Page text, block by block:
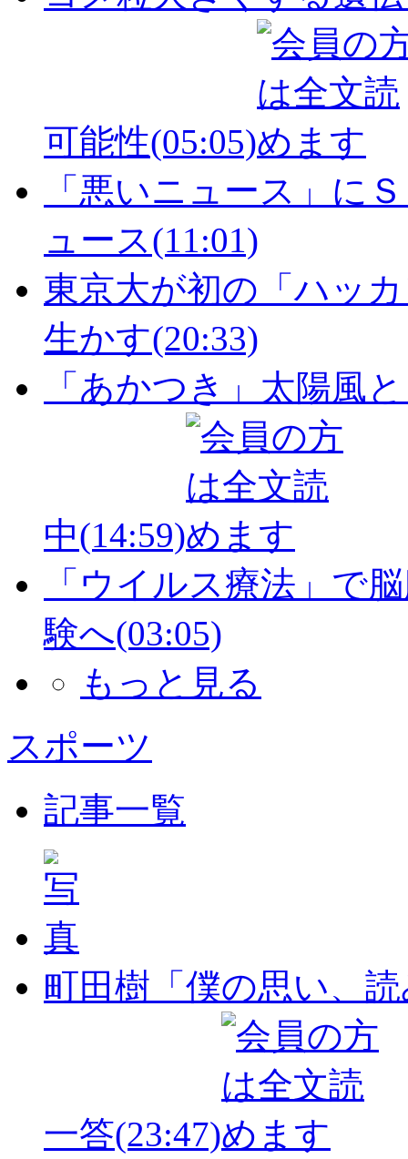
可能性(05:05)
「悪いニュース」に
ュース(11:01)
東京大が初の「ハッ
生かす(20:33)
「あかつき」太陽風
中(14:59)
「ウイルス療法」で
験へ(03:05)
もっと見る
スポーツ
記事一覧
町田樹「僕の思い、
一答(23:47)